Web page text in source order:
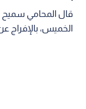
قال المحامي سميح
الخميس، بالإفراج